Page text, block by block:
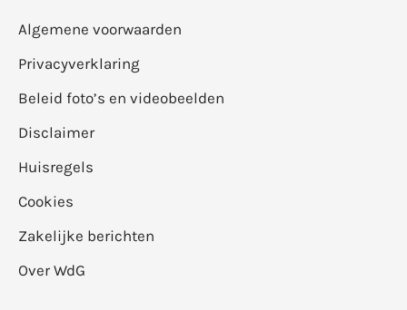
Algemene voorwaarden
Privacyverklaring
Beleid foto’s en videobeelden
Disclaimer
Huisregels
Cookies
Zakelijke berichten
Over WdG